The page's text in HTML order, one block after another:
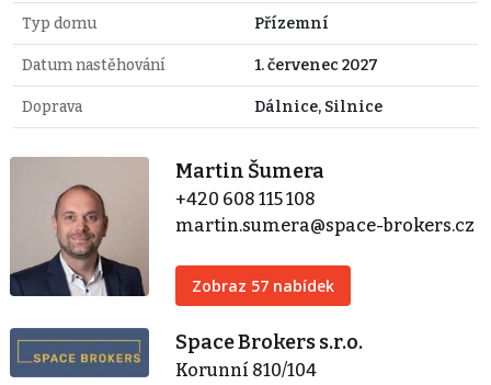
Typ domu Přízemní
Datum nastěhování 1. červenec 2027
Doprava Dálnice, Silnice
Martin Šumera
+420 608 115 108
martin.sumera@space-brokers.cz
Zobraz 57 nabídek
Space Brokers s.r.o.
Korunní 810/104